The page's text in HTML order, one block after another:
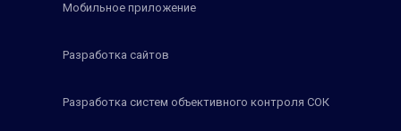
Мобильное приложение
Разработка сайтов
Разработка систем объективного контроля СОК